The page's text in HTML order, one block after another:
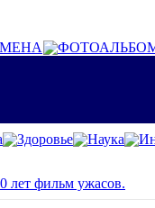
Здоровье Наука
лет фильм ужасов.